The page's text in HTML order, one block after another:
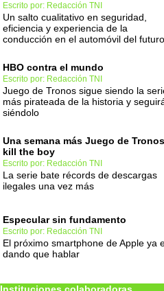
Escrito por: Redacción TNI
Un salto cualitativo en seguridad,
eficiencia y experiencia de la
conducción en el automóvil del futuro
HBO contra el mundo
Escrito por: Redacción TNI
Juego de Tronos sigue siendo la
más pirateada de la historia y
siéndolo
Una semana más Juego de
kill the boy
Escrito por: Redacción TNI
La serie bate récords de descargas
ilegales una vez más
Especular sin fundamento
Escrito por: Redacción TNI
El próximo smartphone de Apple ya
dando que hablar